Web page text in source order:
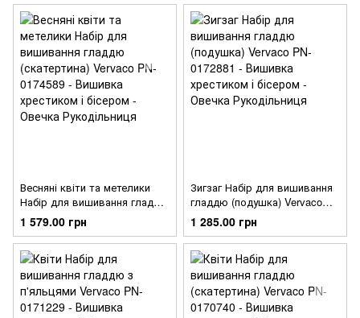
Весняні квіти та метелики
Набір для вишивання гладдю
(скатертина) Vervaco PN-
0174589
1 579.00 грн
Зигзаг Набір для вишивання
гладдю (подушка) Vervaco
PN-0172881
1 285.00 грн